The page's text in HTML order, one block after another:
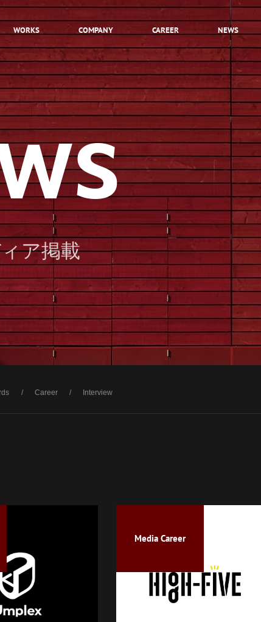
WORKS COMPANY CAREER
INTRODUCTION
HEROES
CULTURE
JOB LIST
NEWS
ア掲載
Career Interview
Media Career